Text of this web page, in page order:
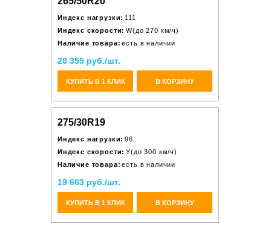
Индекс нагрузки: 111
Индекс скорости: W(до 270 км/ч)
Наличие товара: есть в наличии
20 355 руб./шт.
КУПИТЬ В 1 КЛИК В КОРЗИНУ
275/30R19
Индекс нагрузки: 96
Индекс скорости: Y(до 300 км/ч)
Наличие товара: есть в наличии
19 663 руб./шт.
КУПИТЬ В 1 КЛИК В КОРЗИНУ